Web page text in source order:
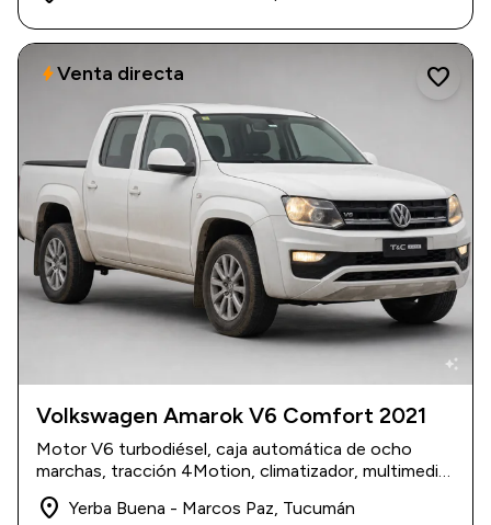
auto_awesome
2021 79.000 km
$ 39.000.000
Volkswagen Amarok V6 Comfort 2021
Motor V6 turbodiésel, caja automática de ocho
marchas, tracción 4Motion, climatizador, multimedia
y cobertor de caja.
place Yerba Buena - Marcos Paz, Tucumán
favorite
boltVenta directa